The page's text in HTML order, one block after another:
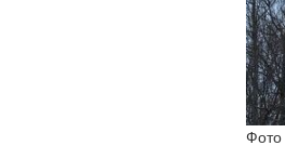
Фото